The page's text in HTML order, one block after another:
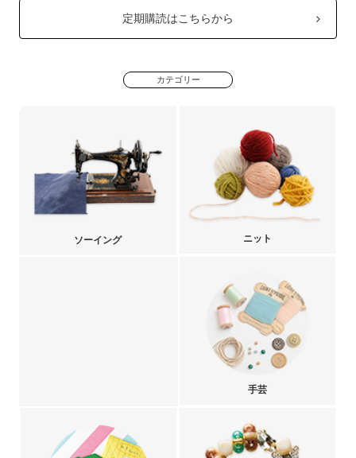
定期購読はこちらから
カテゴリー
ソーイング ニット
手芸